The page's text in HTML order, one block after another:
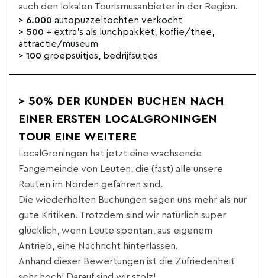
auch den lokalen Tourismusanbieter in der Region.
> 6.000 autopuzzeltochten verkocht
> 500 + extra's als lunchpakket, koffie/thee,
attractie/museum
> 100 groepsuitjes, bedrijfsuitjes
> 50% DER KUNDEN BUCHEN NACH
EINER ERSTEN LOCALGRONINGEN
TOUR EINE WEITERE
LocalGroningen hat jetzt eine wachsende
Fangemeinde von Leuten, die (fast) alle unsere
Routen im Norden gefahren sind.
Die wiederholten Buchungen sagen uns mehr als nur
gute Kritiken. Trotzdem sind wir natürlich super
glücklich, wenn Leute spontan, aus eigenem
Antrieb, eine Nachricht hinterlassen.
Anhand dieser Bewertungen ist die Zufriedenheit